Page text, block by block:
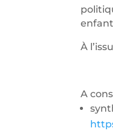
À
A